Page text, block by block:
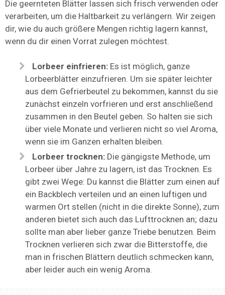
Die geernteten Blätter lassen sich frisch verwenden oder
verarbeiten, um die Haltbarkeit zu verlängern. Wir zeigen
dir, wie du auch größere Mengen richtig lagern kannst,
wenn du dir einen Vorrat zulegen möchtest.
Lorbeer einfrieren: Es ist möglich, ganze
Lorbeerblätter einzufrieren. Um sie später leichter
aus dem Gefrierbeutel zu bekommen, kannst du sie
zunächst einzeln vorfrieren und erst anschließend
zusammen in den Beutel geben. So halten sie sich
über viele Monate und verlieren nicht so viel Aroma,
wenn sie im Ganzen erhalten bleiben.
Lorbeer trocknen: Die gängigste Methode, um
Lorbeer über Jahre zu lagern, ist das Trocknen. Es
gibt zwei Wege: Du kannst die Blätter zum einen auf
ein Backblech verteilen und an einen luftigen und
warmen Ort stellen (nicht in die direkte Sonne), zum
anderen bietet sich auch das Lufttrocknen an; dazu
sollte man aber lieber ganze Triebe benutzen. Beim
Trocknen verlieren sich zwar die Bitterstoffe, die
man in frischen Blättern deutlich schmecken kann,
aber leider auch ein wenig Aroma.